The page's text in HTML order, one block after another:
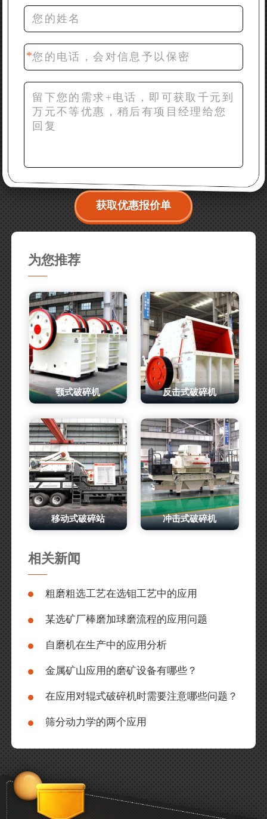
42分钟前 梁先生：膨润土磨到200目，用什么磨粉设
备？
获取优惠报价单
为您推荐
颚式破碎机 反击式破碎机
移动式破碎站 冲击式破碎机
相关新闻
粗磨粗选工艺在选钼工艺中的应用
某选矿厂棒磨加球磨流程的应用问题
自磨机在生产中的应用分析
金属矿山应用的磨矿设备有哪些？
在应用对辊式破碎机时需要注意哪些问题？
筛分动力学的两个应用